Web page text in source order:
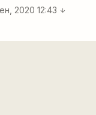
2020 12:43 arrow_downward